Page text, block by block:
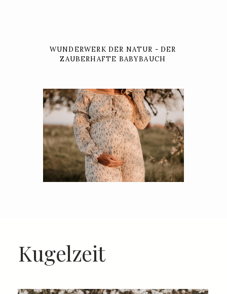
WUNDERWERK DER NATUR - DER
ZAUBERHAFTE BABYBAUCH
Kugelzeit